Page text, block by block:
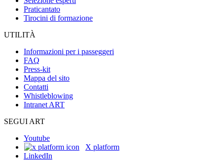
Praticantato
Tirocini di formazione
UTILITÀ
Informazioni per i passeggeri
FAQ
Press-kit
Mappa del sito
Contatti
Whistleblowing
Intranet ART
SEGUI ART
Youtube
X platform
LinkedIn